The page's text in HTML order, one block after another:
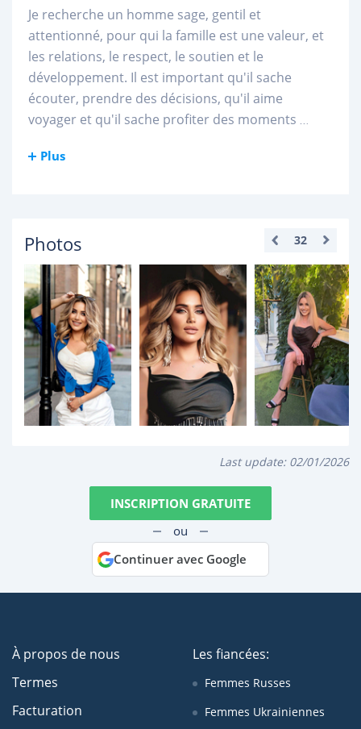
Je recherche un homme sage, gentil et
attentionné, pour qui la famille est une valeur, et
les relations, le respect, le soutien et le
développement. Il est important qu'il sache
écouter, prendre des décisions, qu'il aime
voyager et qu'il sache profiter des moments ...
Plus
Photos 32
Last update: 02/01/2026
INSCRIPTION GRATUITE
ou
Continuer avec Google
À propos de nous
Termes
Facturation
Les fiancées:
Femmes Russes
Femmes Ukrainiennes